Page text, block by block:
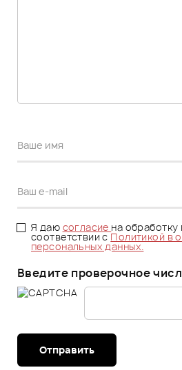
Я даю согласие на
соответствии сПолитикой в
персональных данных.
Введите проверочное
Отправить